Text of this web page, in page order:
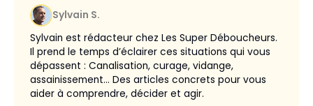
Sylvain S.
Sylvain est rédacteur chez Les Super Déboucheurs.
Il prend le temps d’éclairer ces situations qui vous
dépassent : Canalisation, curage, vidange,
assainissement… Des articles concrets pour vous
aider à comprendre, décider et agir.